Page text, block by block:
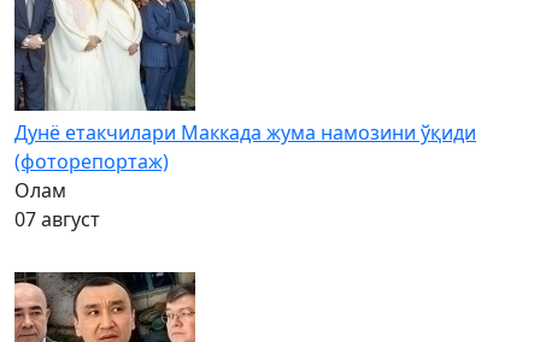
Дунё етакчилари Маккада жума намозини ўқиди
(фоторепортаж)
Олам
07 август